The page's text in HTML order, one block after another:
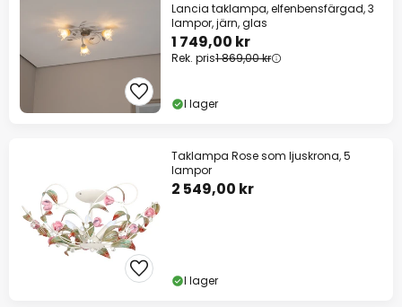
Lancia taklampa, elfenbensfärgad, 3
lampor, järn, glas
1 749,00 kr
Rek. pris1 869,00 kr
I lager
Taklampa Rose som ljuskrona, 5
lampor
2 549,00 kr
I lager